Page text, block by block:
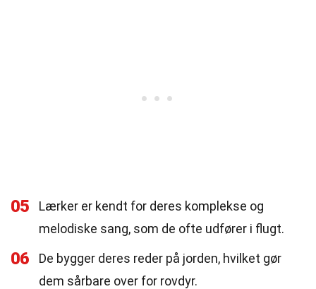
05
Lærker er kendt for deres komplekse og
melodiske sang, som de ofte udfører i flugt.
06
De bygger deres reder på jorden, hvilket gør
dem sårbare over for rovdyr.